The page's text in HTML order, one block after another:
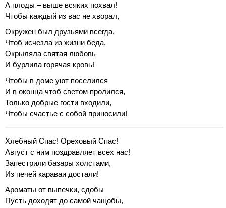
А плоды – выше всяких похвал!
Чтобы каждый из вас не хворал,
Окружен был друзьями всегда,
Чтоб исчезла из жизни беда,
Окрыляла святая любовь
И бурлила горячая кровь!
Чтобы в доме уют поселился
И в оконца чтоб светом пролился,
Только добрые гости входили,
Чтобы счастье с собой приносили!
Хлебный Спас! Ореховый Спас!
Август с ним поздравляет всех нас!
Запестрили базары холстами,
Из печей караваи достали!
Ароматы от выпечки, сдобы
Пусть доходят до самой чащобы,